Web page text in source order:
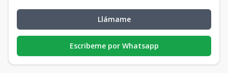
Llámame
Escribeme por Whatsapp